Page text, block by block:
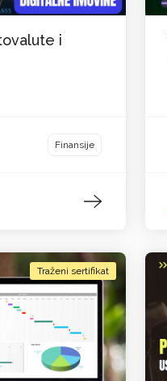
i
Finansije
Traženi sertifikat